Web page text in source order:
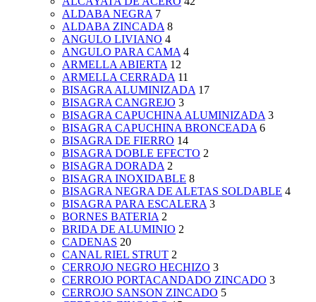
ALDABA NEGRA 7
ALDABA ZINCADA 8
ANGULO LIVIANO 4
ANGULO PARA CAMA 4
ARMELLA ABIERTA 12
ARMELLA CERRADA 11
BISAGRA ALUMINIZADA 17
BISAGRA CANGREJO 3
BISAGRA CAPUCHINA ALUMINIZADA 3
BISAGRA CAPUCHINA BRONCEADA 6
BISAGRA DE FIERRO 14
BISAGRA DOBLE EFECTO 2
BISAGRA DORADA 2
BISAGRA INOXIDABLE 8
BISAGRA NEGRA DE ALETAS SOLDABLE 4
BISAGRA PARA ESCALERA 3
BORNES BATERIA 2
BRIDA DE ALUMINIO 2
CADENAS 20
CANAL RIEL STRUT 2
CERROJO NEGRO HECHIZO 3
CERROJO PORTACANDADO ZINCADO 3
CERROJO SANSON ZINCADO 5